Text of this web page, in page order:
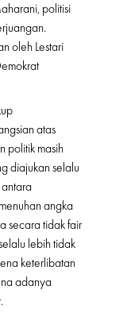
politisi
oleh Lestari
atas
politik masih
diajukan selalu
angka
secara tidak fair
lebih tidak
keterlibatan
adanya